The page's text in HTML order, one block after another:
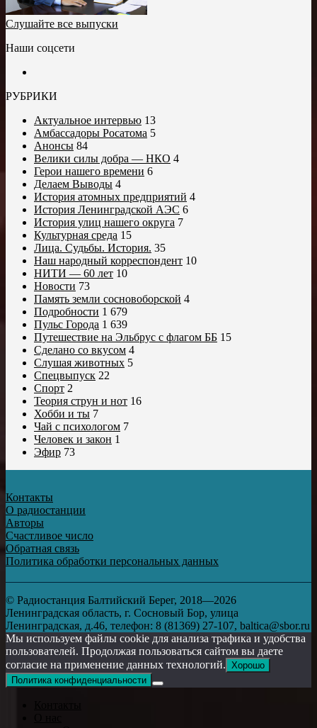
Слушайте все выпуски
Наши соцсети
РУБРИКИ
Актуальное интервью 13
Амбассадоры Росатома 5
Анонсы 84
Велики силы добра — НКО 4
Герои нашего времени 6
Делаем Выводы 4
История атомных предприятий 4
История Ленинградской АЭС 6
История улиц нашего округа 7
Культурная среда 15
Лица. Судьбы. История. 35
Наш народный корреспондент 10
НИТИ — 60 лет 10
Новости 73
Память земли сосновоборской 4
Подробности 1 679
Пульс Города 1 639
Путешествие на Эльбрус с флагом ББ 15
Сделано со вкусом 4
Слушая животных 5
Спецвыпуск 22
Спорт 2
Теория струн и нот 16
Хобби и ты 7
Чай с психологом 7
Человек и закон 1
Эфир 73
Контакты
О радиостанции
Авторы
Счастливое число
Обратная связь
Политика обработки персональных данных
© Радиостанция Балтийский Берег, 2018—2026
Ленинградская область, г. Сосновый Бор, улица
Ленинградская, д.46, телефон: 8 (81369) 27-107, baltica@sbor.ru
Мы используем файлы cookie для анализа трафика и удобства
пользователей. Продолжая пользоваться сайтом вы даете
согласие на применение данных технологий. Хорошо
Политика конфиденциальности